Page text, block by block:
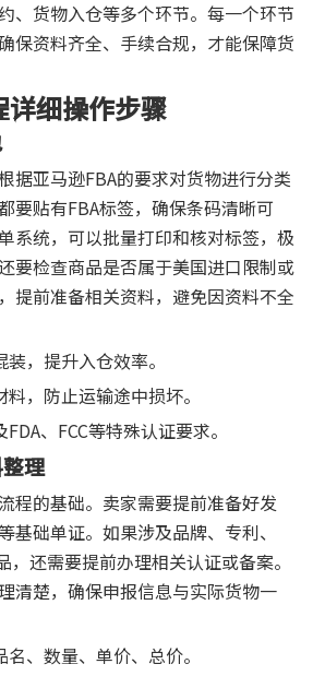
、货物入仓等多个环节。每一个环节
保资料齐全、手续合规，才能保障货
详细操作步骤
据亚马逊FBA的要求对货物进行分类
要贴有FBA标签，确保条码清晰可
系统，可以批量打印和核对标签，极
要检查商品是否属于美国进口限制或
提前准备相关资料，避免因资料不全
，提升入仓效率。
，防止运输途中损坏。
、FCC等特殊认证要求。
理
程的基础。卖家需要提前准备好发
基础单证。如果涉及品牌、专利、
，还需要提前办理相关认证或备案。
清楚，确保申报信息与实际货物一
、数量、单价、总价。